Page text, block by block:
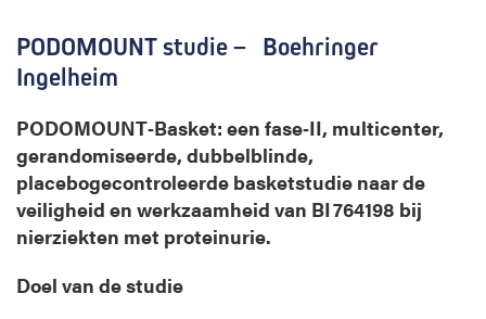
o
l
i
e
PODOMOUNT studie – Boehringer
Ingelheim
PODOMOUNT‑Basket: een fase‑II, multicenter,
gerandomiseerde, dubbelblinde,
placebogecontroleerde basketstudie naar de
veiligheid en werkzaamheid van BI 764198 bij
nierziekten met proteinurie.
Doel van de studie